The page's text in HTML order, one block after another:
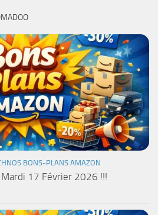
BONS-PLANS AMAZON
17 Février 2026 !!!